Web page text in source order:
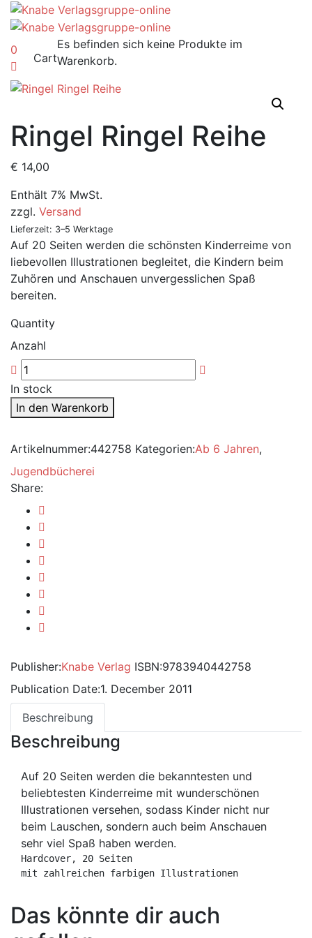
0
Cart
Es befinden sich keine Produkte im
Warenkorb.
Ringel Ringel Reihe
€ 14,00
Enthält 7% MwSt.
zzgl. Versand
Lieferzeit: 3–5 Werktage
Auf 20 Seiten werden die schönsten Kinderreime von
liebevollen Illustrationen begleitet, die Kindern beim
Zuhören und Anschauen unvergesslichen Spaß
bereiten.
Quantity
Anzahl
In stock
In den Warenkorb
Artikelnummer:442758 Kategorien:Ab 6 Jahren,
Jugendbücherei
Share:
Publisher:Knabe Verlag ISBN:9783940442758
Publication Date:1. December 2011
Beschreibung
Beschreibung
Auf 20 Seiten werden die bekanntesten und
beliebtesten Kinderreime mit wunderschönen
Illustrationen versehen, sodass Kinder nicht nur
beim Lauschen, sondern auch beim Anschauen
sehr viel Spaß haben werden.
Hardcover, 20 Seiten
mit zahlreichen farbigen Illustrationen
Das könnte dir auch